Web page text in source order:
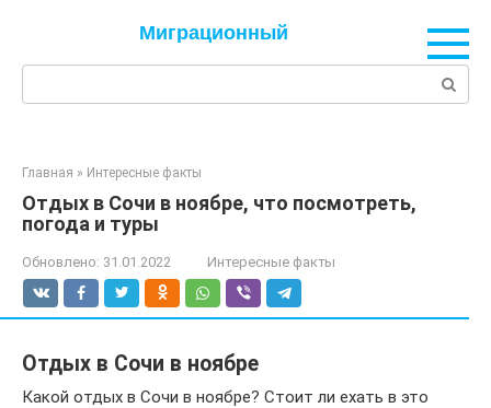
Миграционный
Главная » Интересные факты
Отдых в Сочи в ноябре, что посмотреть,
погода и туры
Обновлено: 31.01.2022 Интересные факты
Отдых в Сочи в ноябре
Какой отдых в Сочи в ноябре? Стоит ли ехать в это